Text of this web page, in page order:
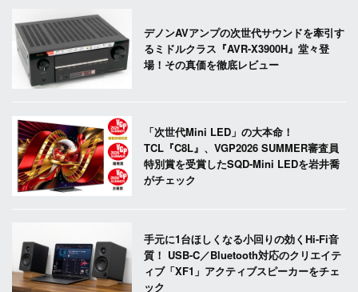
デノンAVアンプの次世代サウンドを牽引す
るミドルクラス『AVR-X3900H』堂々登
場！その真価を徹底レビュー
「次世代Mini LED」の大本命！
TCL『C8L』、VGP2026 SUMMER審査員
特別賞を受賞したSQD-Mini LEDを岩井喬
がチェック
手元に1台ほしくなる小回りの効くHi-Fi音
質！ USB-C／Bluetooth対応のクリエイテ
ィブ「XF1」アクティブスピーカーをチェ
ック